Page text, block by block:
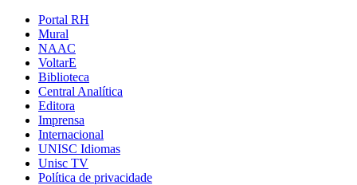
Portal RH
Mural
NAAC
VoltarE
Biblioteca
Central Analítica
Editora
Imprensa
Internacional
UNISC Idiomas
Unisc TV
Política de privacidade